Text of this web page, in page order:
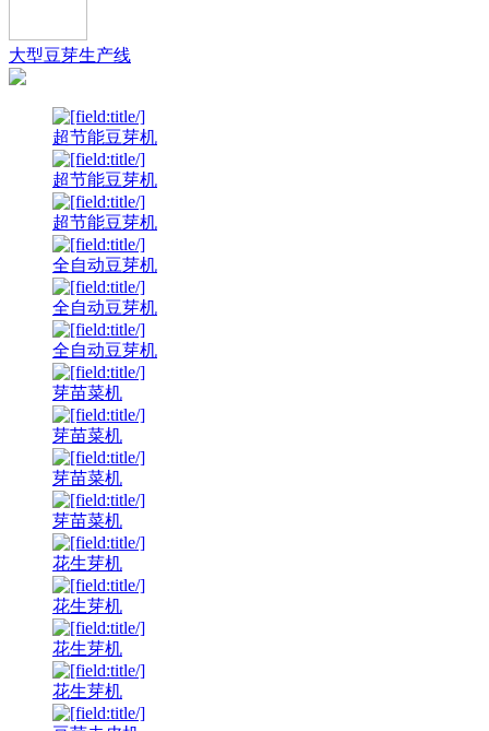
大型豆芽生产线
超节能豆芽机
超节能豆芽机
超节能豆芽机
全自动豆芽机
全自动豆芽机
全自动豆芽机
芽苗菜机
芽苗菜机
芽苗菜机
芽苗菜机
花生芽机
花生芽机
花生芽机
花生芽机